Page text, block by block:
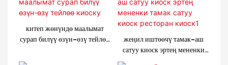
китеп жөнүндө маалымат
сурап билүү өзүн-өзү тейлөө
жеңил иштөөчү тамак-аш
сатуу киоск эртең мененки
тамак сатуу киоск ресторан